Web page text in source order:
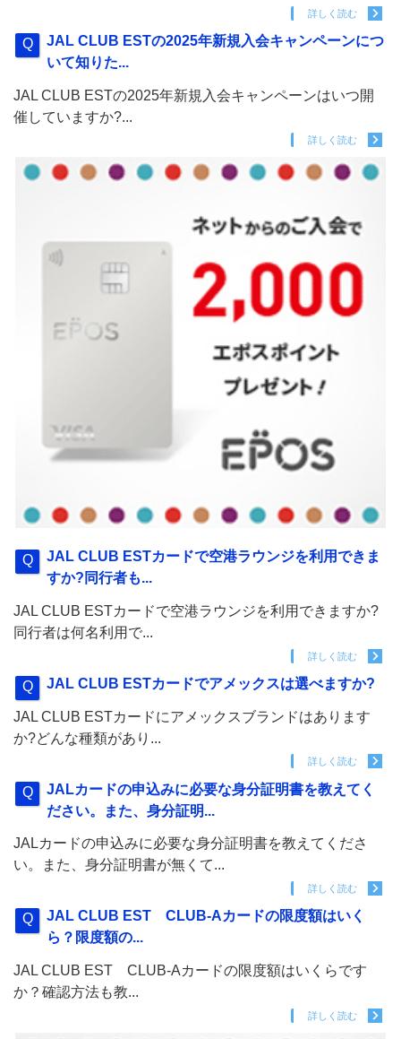
詳しく読む
JAL CLUB ESTの2025年新規入会キャンペーンにつ
いて知りた...
JAL CLUB ESTの2025年新規入会キャンペーンはいつ開
催していますか?...
詳しく読む
JAL CLUB ESTカードで空港ラウンジを利用できま
すか?同行者も...
JAL CLUB ESTカードで空港ラウンジを利用できますか?
同行者は何名利用で...
詳しく読む
JAL CLUB ESTカードでアメックスは選べますか?
JAL CLUB ESTカードにアメックスブランドはあります
か?どんな種類があり...
詳しく読む
JALカードの申込みに必要な身分証明書を教えてく
ださい。また、身分証明...
JALカードの申込みに必要な身分証明書を教えてくださ
い。また、身分証明書が無くて...
詳しく読む
JAL CLUB EST CLUB-Aカードの限度額はいく
ら？限度額の...
JAL CLUB EST CLUB-Aカードの限度額はいくらです
か？確認方法も教...
詳しく読む